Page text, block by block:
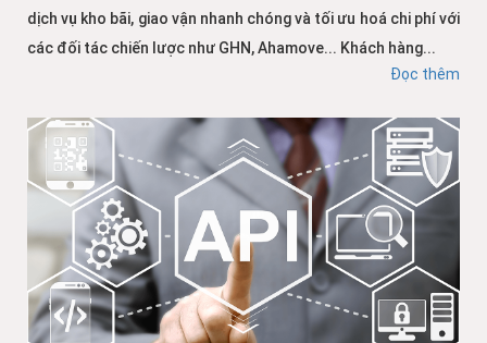
dịch vụ kho bãi, giao vận nhanh chóng và tối ưu hoá chi phí với
các đối tác chiến lược như GHN, Ahamove... Khách hàng...
Đọc thêm